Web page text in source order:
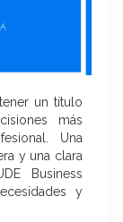
un título
más
Una
y una clara
Business
y